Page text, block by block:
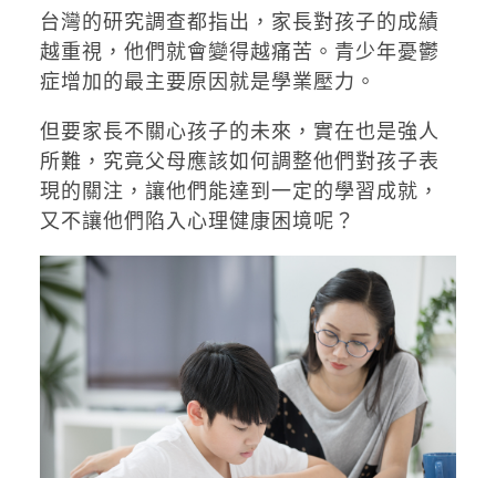
台灣的研究調查都指出，家長對孩子的成績
越重視，他們就會變得越痛苦。青少年憂鬱
症增加的最主要原因就是學業壓力。
但要家長不關心孩子的未來，實在也是強人
所難，究竟父母應該如何調整他們對孩子表
現的關注，讓他們能達到一定的學習成就，
又不讓他們陷入心理健康困境呢？